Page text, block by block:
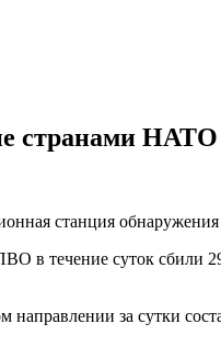
странами
станция
в течение суток сбили
за сутки